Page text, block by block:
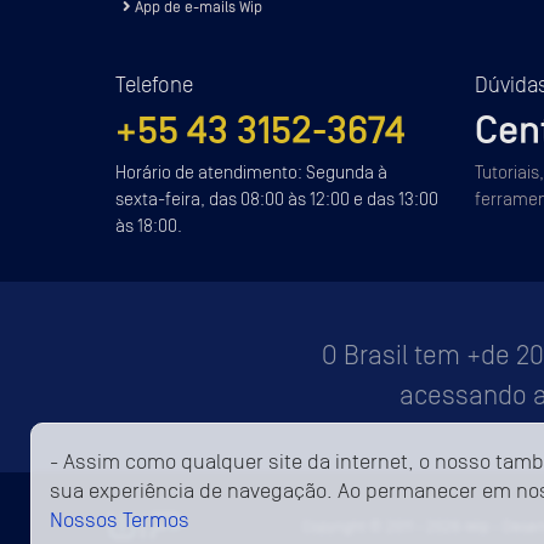
App de e-mails Wip
Telefone
+55 43 3152-3674
Horário de atendimento: Segunda à
sexta-feira, das 08:00 às 12:00 e das 13:00
às 18:00.
O Brasil tem +de
acessando
- Assim como qualquer site da internet, o nosso
sua experiência de navegação. Ao permanecer em
Nossos Termos